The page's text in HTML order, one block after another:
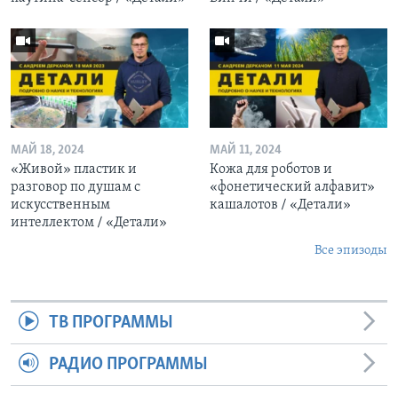
МАЙ 18, 2024
«Живой» пластик и
разговор по душам с
искусственным
интеллектом / «Детали»
МАЙ 11, 2024
Кожа для роботов и
«фонетический алфавит»
кашалотов / «Детали»
Все эпизоды
ТВ ПРОГРАММЫ
РАДИО ПРОГРАММЫ